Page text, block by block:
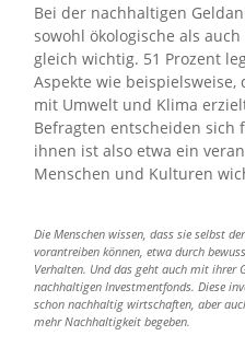
Bei der nachhaltigen
sowohl ökologische als
gleich wichtig. 51 Prozent
Aspekte wie beispielsweise,
mit Umwelt und Klima
Befragten entscheiden sich
ihnen ist also etwa ein
Menschen und Kulturen
Die Menschen wissen, dass sie selbst
vorantreiben können, etwa durch
Verhalten. Und das geht auch mit ihrer
nachhaltigen Investmentfonds. Diese
schon nachhaltig wirtschaften, aber
mehr Nachhaltigkeit begeben.